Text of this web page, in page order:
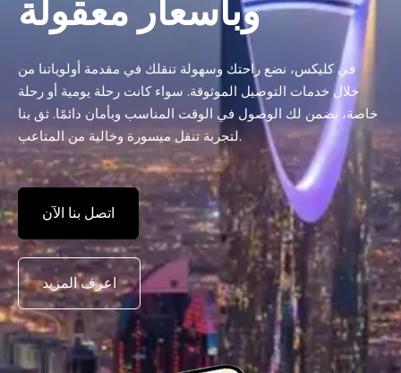
وبأسعار معقولة
في کلیکس، نضع راحتك وسهولة تنقلك في مقدمة أولوياتنا من
خلال خدمات التوصيل الموثوقة. سواء كانت رحلة يومية أو رحلة
خاصة، نضمن لك الوصول في الوقت المناسب وبأمان دائمًا. ثق بنا
لتجربة تنقل ميسورة وخالية من المتاعب.
اتصل بنا الآن
اعرف المزيد